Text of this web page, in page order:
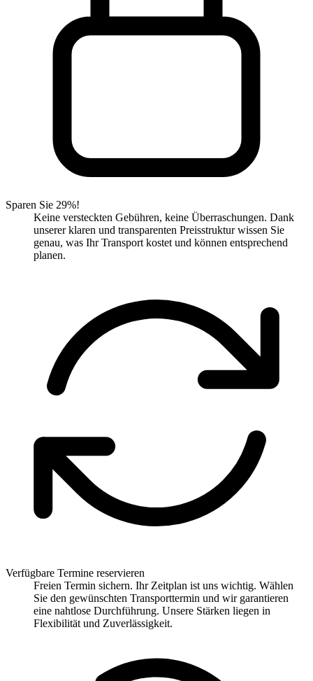
Sparen Sie 29%!
Keine versteckten Gebühren, keine Überraschungen. Dank
unserer klaren und transparenten Preisstruktur wissen Sie
genau, was Ihr Transport kostet und können entsprechend
planen.
Verfügbare Termine reservieren
Freien Termin sichern. Ihr Zeitplan ist uns wichtig. Wählen
Sie den gewünschten Transporttermin und wir garantieren
eine nahtlose Durchführung. Unsere Stärken liegen in
Flexibilität und Zuverlässigkeit.